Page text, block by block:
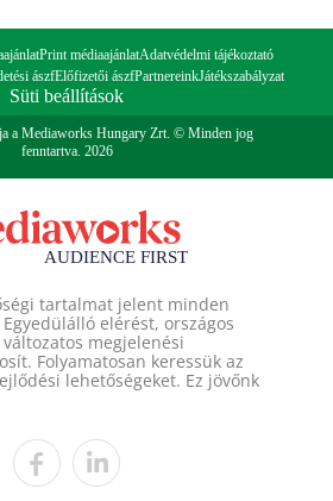
Print médiaajánlatAdatvédelmi tájékoztató
ászfElőfizetői ászfPartnereinkJátékszabályzat
Süti beállítások
a Mediaworks Hungary Zrt. © Minden jog
fenntartva. 2026
tartalmat jelent minden
elérést, országos
megjelenési
Folyamatosan keressük az
lehetőségeket. Ez jövőnk